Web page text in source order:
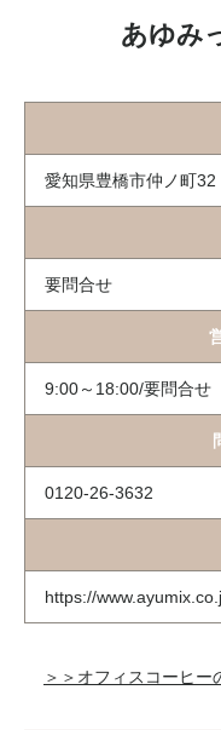
あゆみ
愛知県豊橋市仲ノ町32
要問合せ
9:00～18:00/要問合せ
0120-26-3632
https://
＞＞オフィスコーヒー